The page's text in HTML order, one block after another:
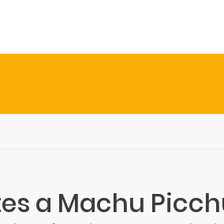
a Machu